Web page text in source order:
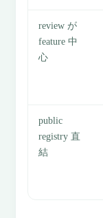
review が
feature 中
心
public
registry 直
結